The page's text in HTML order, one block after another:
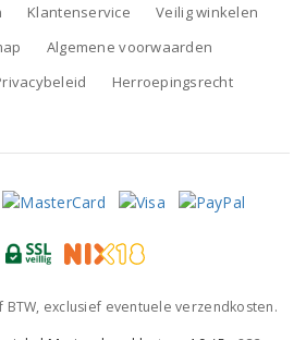
Klantenservice
Veilig winkelen
Algemene voorwaarden
Herroepingsrecht
exclusief eventuele verzendkosten.